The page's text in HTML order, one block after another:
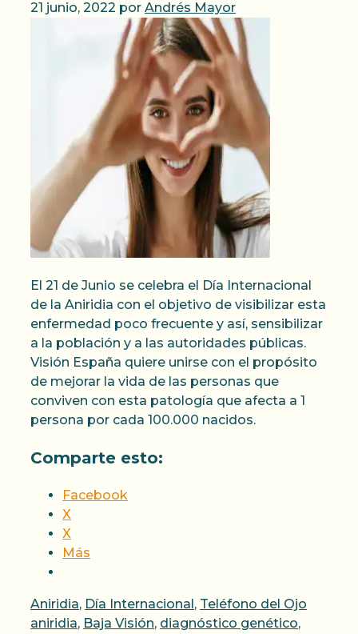
21 junio, 2022 por Andrés Mayor
El 21 de Junio se celebra el Día Internacional
de la Aniridia con el objetivo de visibilizar esta
enfermedad poco frecuente y así, sensibilizar
a la población y a las autoridades públicas.
Visión España quiere unirse con el propósito
de mejorar la vida de las personas que
conviven con esta patología que afecta a 1
persona por cada 100.000 nacidos.
Comparte esto:
Facebook
X
X
Más
Categorías
Aniridia, Día Internacional , Teléfono del Ojo
aniridia, Baja Visión, diagnóstico genético,